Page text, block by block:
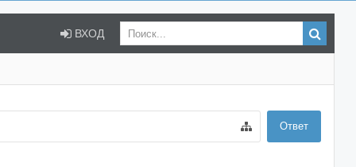
ВХОД
Ответ